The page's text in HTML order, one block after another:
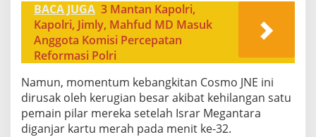
BACA JUGA 3 Mantan Kapolri,
Kapolri, Jimly, Mahfud MD Masuk
Anggota Komisi Percepatan
Reformasi Polri
Namun, momentum kebangkitan Cosmo JNE ini
dirusak oleh kerugian besar akibat kehilangan satu
pemain pilar mereka setelah Israr Megantara
diganjar kartu merah pada menit ke-32.